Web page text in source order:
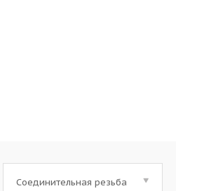
Соединительная резьба